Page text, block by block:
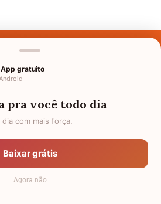
pelo Mundo
de Privacidade
Anuncie
Termos de Uso
App gratuito
pra você todo dia
com mais força.
Baixar grátis
Agora não